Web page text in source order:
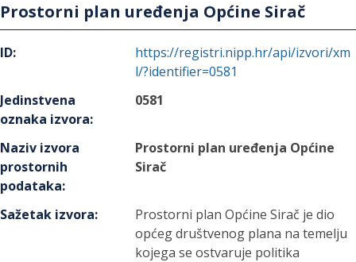
Prostorni plan uređenja Općine Sirač
ID:
https://registri.nipp.hr/api/izvori/xm
l/?identifier=0581
Jedinstvena
oznaka izvora:
0581
Naziv izvora
prostornih
podataka:
Prostorni plan uređenja Općine
Sirač
Sažetak izvora:
Prostorni plan Općine Sirač je dio
općeg društvenog plana na temelju
kojega se ostvaruje politika